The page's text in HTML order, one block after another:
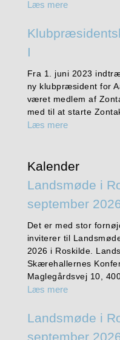
Læs mere
I
Fra 1. juni 2023
ny klubpræsident for
været medlem af
med til at starte
Læs mere
Kalender
Landsmøde i
september
Det er med stor
inviterer til
2026 i Roskilde.
Skærehallernes
Maglegårdsvej 10,
Læs mere
Landsmøde i
september